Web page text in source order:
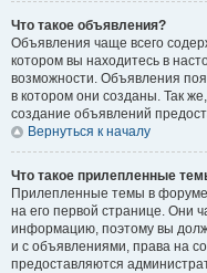
Что такое объявления?
Объявления чаще всего
котором вы находитесь в
возможности. Объявления
в котором они созданы. Так
создание объявлений
Вернуться к началу
Что такое прилепленные
Прилепленные темы в форуме
на его первой странице. Они
информацию, поэтому вы
и с объявлениями, права на
предоставляются